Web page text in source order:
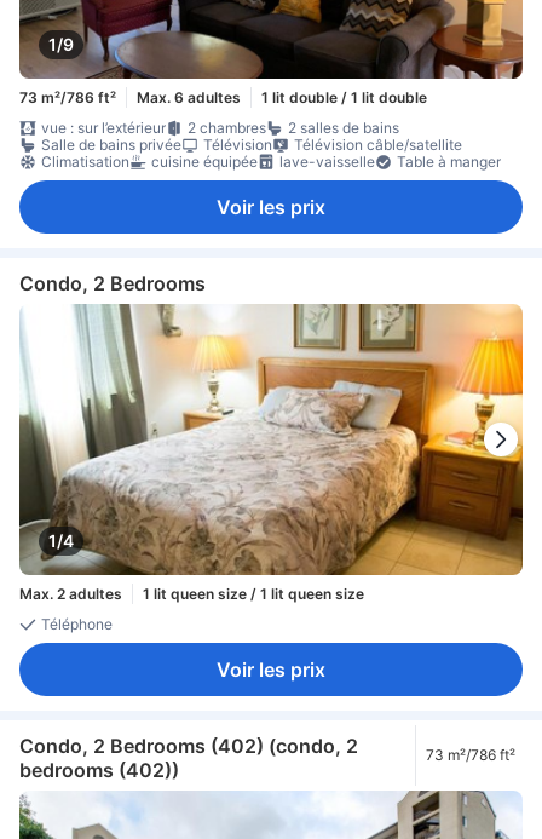
1/9
73 m²/786 ft² Max. 6 adultes
1 lit double / 1 lit double
vue : sur l’extérieur
2 chambres
2 salles de bains
Salle de bains privée
Télévision
Télévision câble/satellite
Climatisation
cuisine équipée lave-vaisselle Table à manger
Voir les prix
Condo, 2 Bedrooms
1/4
Max. 2 adultes
1 lit queen size / 1 lit queen size
Téléphone
Voir les prix
Condo, 2 Bedrooms (402) (condo, 2
bedrooms (402))
73 m²/786 ft²